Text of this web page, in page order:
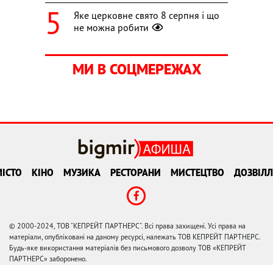
Яке церковне свято 8 серпня і що
не можна робити
МИ В СОЦМЕРЕЖАХ
КІНО МУЗИКА РЕСТОРАНИ МИСТЕЦТВО
© 2000-2024, ТОВ "КЕПРЕЙТ ПАРТНЕРС". Всі права захищені. Усі права на
матеріали, опубліковані на даному ресурсі, належать ТОВ КЕПРЕЙТ ПАРТНЕРС.
Будь-яке використання матеріалів без письмового дозволу ТОВ «КЕПРЕЙТ
ПАРТНЕРС» заборонено.